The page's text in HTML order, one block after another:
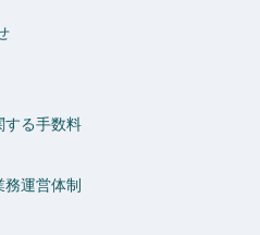
する手数料
運営体制